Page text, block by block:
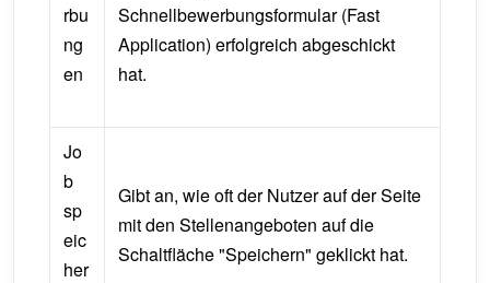
rbu
ng
en
Schnellbewerbungsformular (Fast
Application) erfolgreich abgeschickt
hat.
Jo
b
sp
eic
her
Gibt an, wie oft der Nutzer auf der Seite
mit den Stellenangeboten auf die
Schaltfläche "Speichern" geklickt hat.